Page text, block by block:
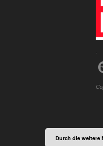
.
Durch die weitere